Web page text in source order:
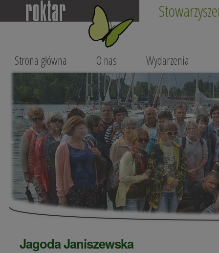
Strona główna O nas Wydarzenia
Jagoda Janiszewska